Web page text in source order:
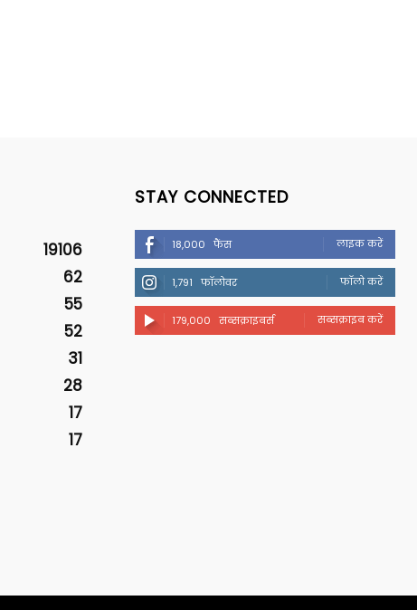
19106
62
55
52
31
28
17
17
STAY CONNECTED
18,000 फैंस लाइक करें
1,791 फॉलोवर फॉलो करें
179,000 सब्सक्राइबर्स सब्सक्राइब करें